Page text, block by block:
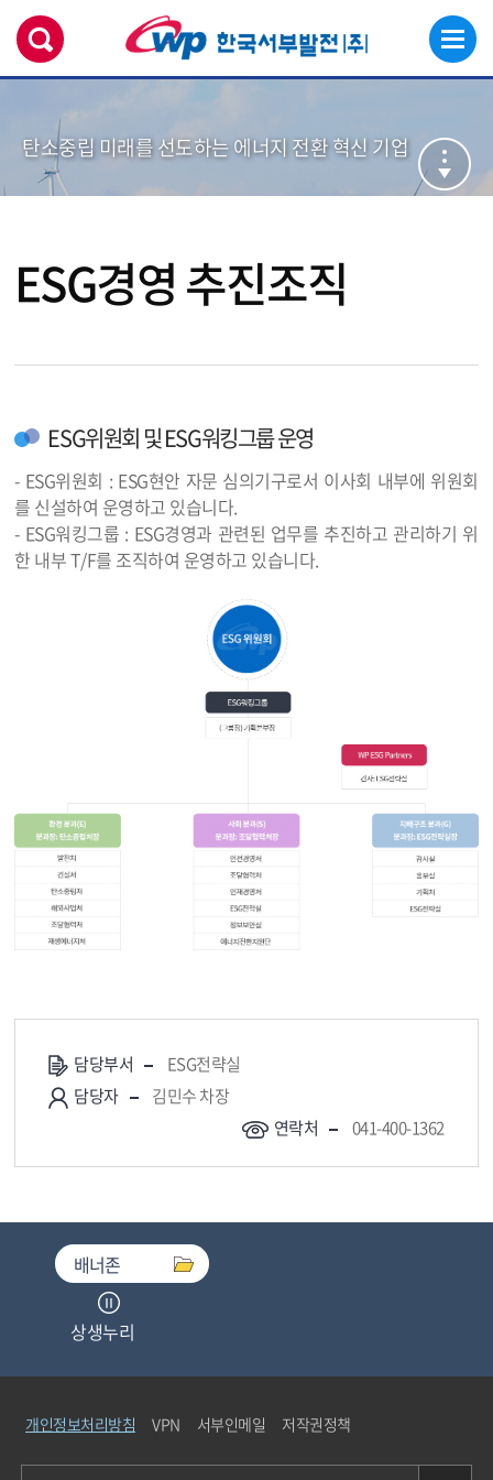
탄소중립 미래를 선도하는 에너지 전환 혁신 기업
ESG경영 추진조직
ESG위원회 및 ESG워킹그룹 운영
- ESG위원회 : ESG현안 자문 심의기구로서 이사회 내부에 위원회
를 신설하여 운영하고 있습니다.
- ESG워킹그룹 : ESG경영과 관련된 업무를 추진하고 관리하기 위
한 내부 T/F를 조직하여 운영하고 있습니다.
담당부서
ESG전략실
담당자
김민수 차장
연락처
041-400-1362
배너존
상생누리
중소기업기술마켓
개인정보처리방침 VPN 서부인메일 저작권정책